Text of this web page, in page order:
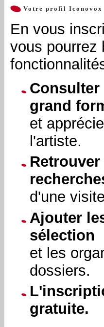
Votre profil Iconovox
En vous
vous pourrez
Consulter
grand
et
l'artiste.
d'une
Ajouter
sélection
et les
dossiers.
gratuite.